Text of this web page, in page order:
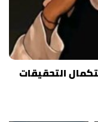
التحقيقات